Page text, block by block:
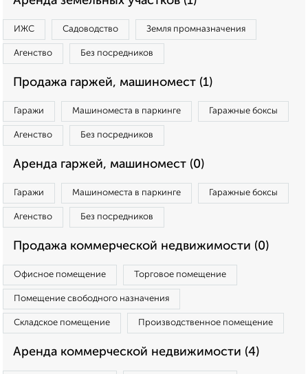
ИЖС Садоводство Земля промназначения
Агенство Без посредников
Продажа гаржей, машиномест (1)
Гаражи Машиноместа в паркинге Гаражные боксы
Агенство Без посредников
Аренда гаржей, машиномест (0)
Гаражи Машиноместа в паркинге Гаражные боксы
Агенство Без посредников
Продажа коммерческой недвижимости (0)
Офисное помещение Торговое помещение
Помещение свободного назначения
Складское помещение Производственное помещение
Аренда коммерческой недвижимости (4)